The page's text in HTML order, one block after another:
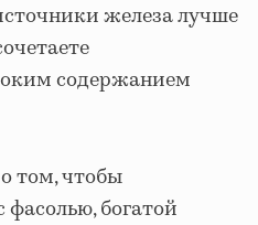
железа лучше
содержанием
том, чтобы
фасолью, богатой